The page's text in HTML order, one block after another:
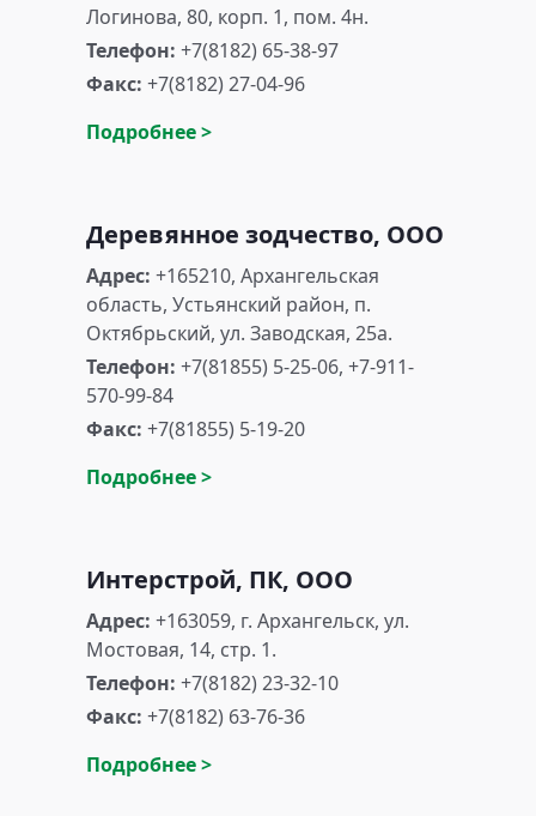
Логинова, 80, корп. 1, пом. 4н.
Телефон: +7(8182) 65-38-97
Факс: +7(8182) 27-04-96
Подробнее >
Деревянное зодчество, ООО
Адрес: +165210, Архангельская
область, Устьянский район, п.
Октябрьский, ул. Заводская, 25а.
Телефон: +7(81855) 5-25-06, +7-911-
570-99-84
Факс: +7(81855) 5-19-20
Подробнее >
Интерстрой, ПК, ООО
Адрес: +163059, г. Архангельск, ул.
Мостовая, 14, стр. 1.
Телефон: +7(8182) 23-32-10
Факс: +7(8182) 63-76-36
Подробнее >